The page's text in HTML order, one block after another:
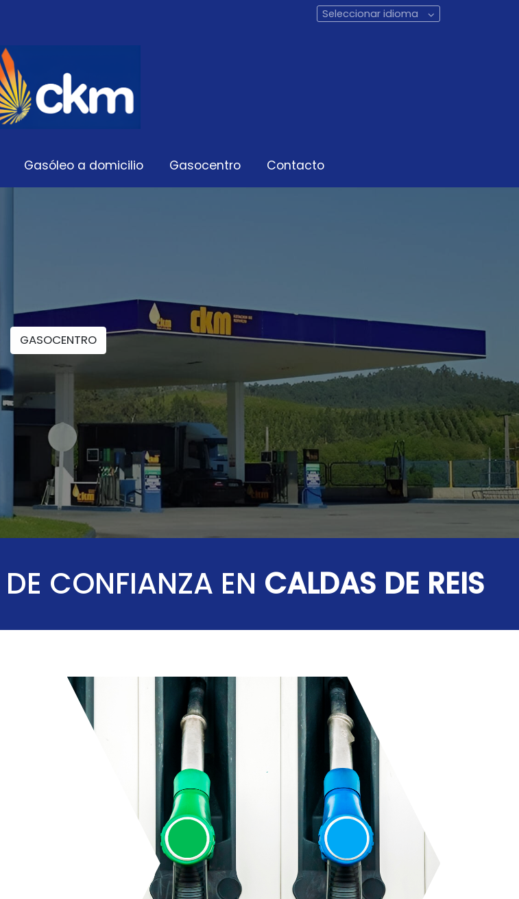
Seleccionar idioma
Gasóleo a domicilio Gasocentro Contacto
GASOCENTRO
DE CONFIANZA EN CALDAS DE REIS